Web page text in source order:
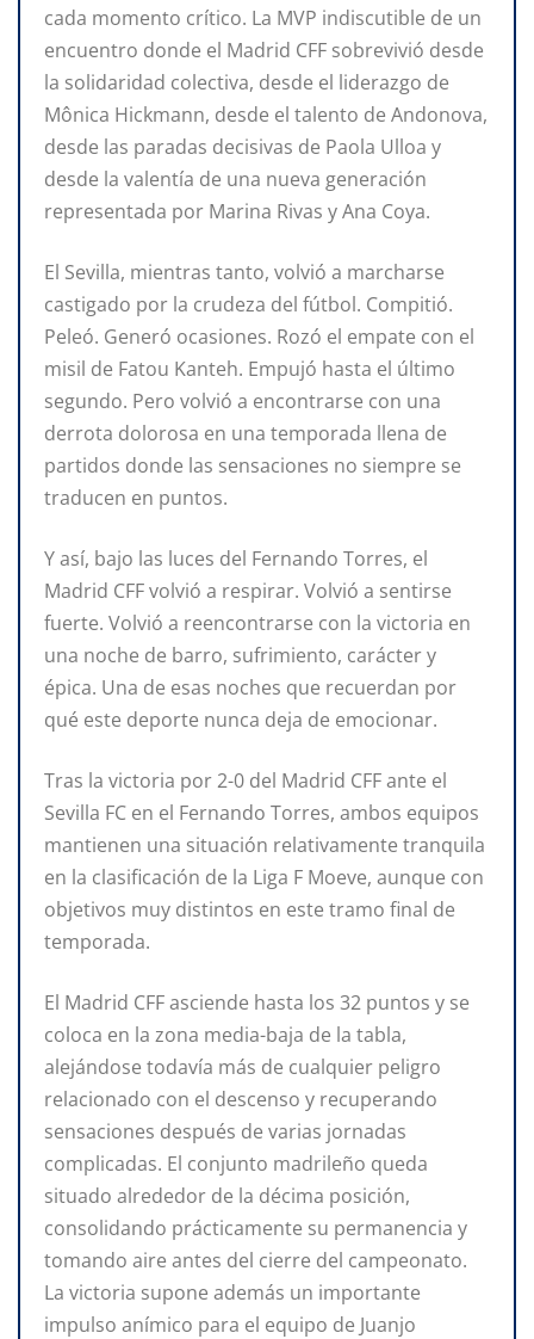
cada momento crítico. La MVP indiscutible de un
encuentro donde el Madrid CFF sobrevivió desde
la solidaridad colectiva, desde el liderazgo de
Mônica Hickmann, desde el talento de Andonova,
desde las paradas decisivas de Paola Ulloa y
desde la valentía de una nueva generación
representada por Marina Rivas y Ana Coya.
El Sevilla, mientras tanto, volvió a marcharse
castigado por la crudeza del fútbol. Compitió.
Peleó. Generó ocasiones. Rozó el empate con el
misil de Fatou Kanteh. Empujó hasta el último
segundo. Pero volvió a encontrarse con una
derrota dolorosa en una temporada llena de
partidos donde las sensaciones no siempre se
traducen en puntos.
Y así, bajo las luces del Fernando Torres, el
Madrid CFF volvió a respirar. Volvió a sentirse
fuerte. Volvió a reencontrarse con la victoria en
una noche de barro, sufrimiento, carácter y
épica. Una de esas noches que recuerdan por
qué este deporte nunca deja de emocionar.
Tras la victoria por 2-0 del Madrid CFF ante el
Sevilla FC en el Fernando Torres, ambos equipos
mantienen una situación relativamente tranquila
en la clasificación de la Liga F Moeve, aunque con
objetivos muy distintos en este tramo final de
temporada.
El Madrid CFF asciende hasta los 32 puntos y se
coloca en la zona media-baja de la tabla,
alejándose todavía más de cualquier peligro
relacionado con el descenso y recuperando
sensaciones después de varias jornadas
complicadas. El conjunto madrileño queda
situado alrededor de la décima posición,
consolidando prácticamente su permanencia y
tomando aire antes del cierre del campeonato.
La victoria supone además un importante
impulso anímico para el equipo de Juanjo